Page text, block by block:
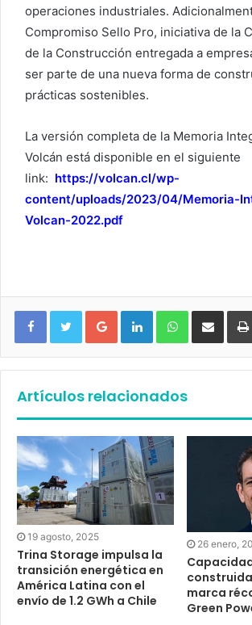
operaciones industriales.
Compromiso Sello Pro, iniciativa de la
de la Construcción entregada a
ser parte de una nueva forma de
prácticas sostenibles.
La versión completa de la Memoria
Volcán está disponible en el siguiente
link: https://volcan.cl/wp-
content/uploads/2023/04/Memoria-
Volcan-2022.pdf
Google+ LinkedIn WhatsApp
Artículos relacionados
19 agosto, 2025
Trina Storage impulsa la
transición energética en
América Latina con el
envío de 1.2 GWh a Chile
26 enero,
construida
marca
Green